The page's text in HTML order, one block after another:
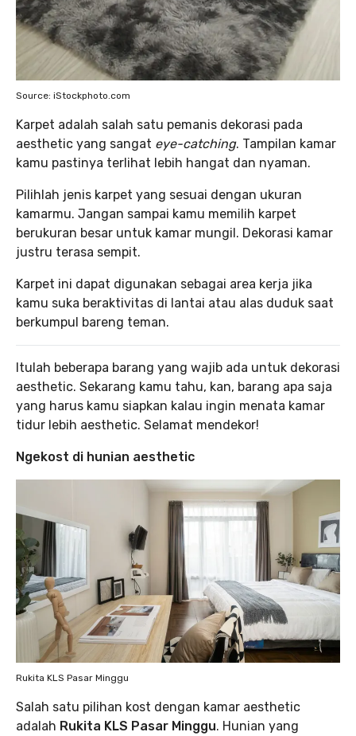
Source: iStockphoto.com
Karpet adalah salah satu pemanis dekorasi pada
aesthetic yang sangat eye-catching. Tampilan kamar
kamu pastinya terlihat lebih hangat dan nyaman.
Pilihlah jenis karpet yang sesuai dengan ukuran
kamarmu. Jangan sampai kamu memilih karpet
berukuran besar untuk kamar mungil. Dekorasi kamar
justru terasa sempit.
Karpet ini dapat digunakan sebagai area kerja jika
kamu suka beraktivitas di lantai atau alas duduk saat
berkumpul bareng teman.
Itulah beberapa barang yang wajib ada untuk dekorasi
aesthetic. Sekarang kamu tahu, kan, barang apa saja
yang harus kamu siapkan kalau ingin menata kamar
tidur lebih aesthetic. Selamat mendekor!
Ngekost di hunian aesthetic
Rukita KLS Pasar Minggu
Salah satu pilihan kost dengan kamar aesthetic
adalah Rukita KLS Pasar Minggu. Hunian yang